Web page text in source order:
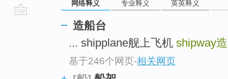
网络释义 专业释义 英英释义
造船台
... shipplane舰上飞机 shipway
基于246个网页-相关网页